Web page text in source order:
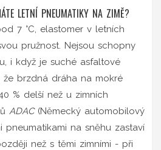
LETNÍ PNEUMATIKY NA ZIMĚ?
7 °C, elastomer v letních
pružnost. Nejsou schopny
i když je suché asfaltové
že brzdná dráha na mokré
% delší než u zimních
ADAC(Německý automobilový
pneumatikami na sněhu zastaví
než s těmi zimními - při